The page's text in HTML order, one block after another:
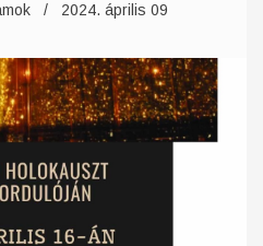
2024. április 09